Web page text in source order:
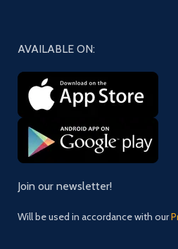
AVAILABLE ON:
Join our newsletter!
Will be used in accordance with our